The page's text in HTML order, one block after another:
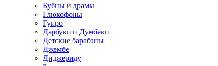
Бубны и драмы
Глюкофоны
Гуиро
Дарбуки и Думбеки
Детские барабаны
Джембе
Диджериду